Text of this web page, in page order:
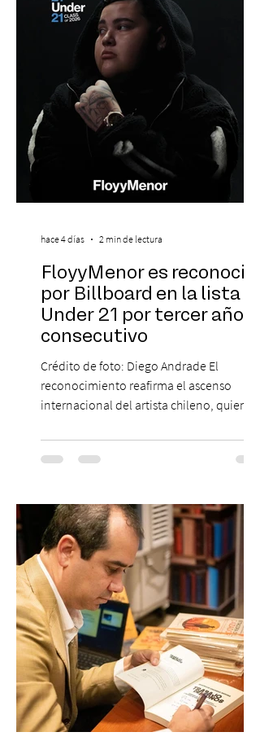
de energía, guitarras y canciones que han
marcado su breve pero exitosa trayectoria.
FloyyMenor es reconocido
por Billboard en la lista 21
Under 21 por tercer año
consecutivo
Crédito de foto: Diego Andrade El
reconocimiento reafirma el ascenso
internacional del artista chileno, quien
en la escena global. MIAMI, FL (3 de agosto
de 2026) — FloyyMenor ha sido
Under 21 por tercer año consecutivo,
formando parte una vez más de la
selección anual de la publicación que
destaca a los artistas menores de 21 años
más influyentes de la industria musical.
Este reconocimiento reaf
hace 4 días 2 min de lectura